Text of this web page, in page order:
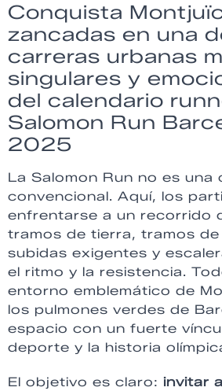
Conquista
zancadas en una
carreras urbanas
singulares y
del calendario
Salomon Run
2025
La Salomon Run no es una
convencional. Aquí, los
enfrentarse a un recorrido
tramos de tierra, tramos
subidas exigentes y
el ritmo y la resistencia.
entorno emblemático de
los pulmones verdes de
espacio con un fuerte
deporte y la historia
El objetivo es claro: invitar